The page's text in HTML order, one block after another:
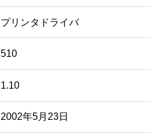
プリンタドライバ
510
1.10
2002年5月23日